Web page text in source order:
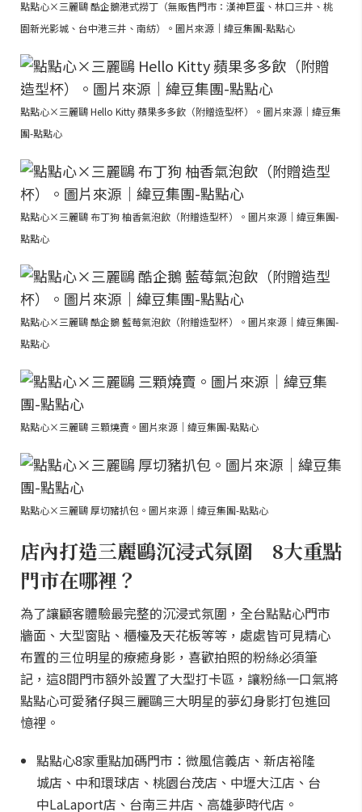
點點心×三麗鷗 酷企鵝港式撈丁（無販售門市：漢神巨蛋、林口三井、桃
園新光影城、台中港三井、南紡）。圖片來源｜緯豆集團-點點心
點點心×三麗鷗 Hello Kitty 蘋果多多飲（附贈造型杯）。圖片來源｜緯豆集
團-點點心
點點心×三麗鷗 布丁狗 柚香氣泡飲（附贈造型杯）。圖片來源｜緯豆集團-
點點心
點點心×三麗鷗 酷企鵝 藍莓氣泡飲（附贈造型杯）。圖片來源｜緯豆集團-
點點心
點點心×三麗鷗 三顆燒賣。圖片來源｜緯豆集團-點點心
點點心×三麗鷗 厚切豬扒包。圖片來源｜緯豆集團-點點心
店內打造三麗鷗沉浸式氛圍 8大重點
門市在哪裡？
為了讓顧客體驗最完整的沉浸式氛圍，全台點點心門市
牆面、大型窗貼、櫃檯及天花板等等，處處皆可見精心
布置的三位明星的療癒身影，喜歡拍照的粉絲必須筆
記，這8間門市額外設置了大型打卡區，讓粉絲一口氣將
點點心可愛豬仔與三麗鷗三大明星的夢幻身影打包進回
憶裡。
點點心8家重點加碼門市：微風信義店、新店裕隆
城店、中和環球店、桃園台茂店、中壢大江店、台
中LaLaport店、台南三井店、高雄夢時代店。